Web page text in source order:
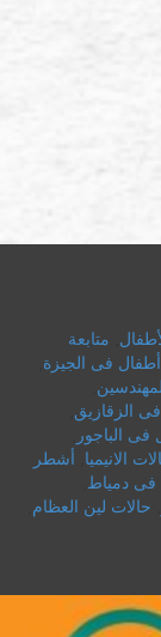
متابعة
فى الجيزة
الزقازيق
الباجور
الانيميا
أشطر
فى دمياط
حالات لين العظام